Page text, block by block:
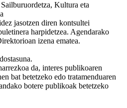
Kultura eta
jasotzen diren kontsultei
harpidetzea. Agendarako
izena ematea.
da, interes publikoaren
bat betetzeko edo tratamenduaren
botere publikoak betetzeko